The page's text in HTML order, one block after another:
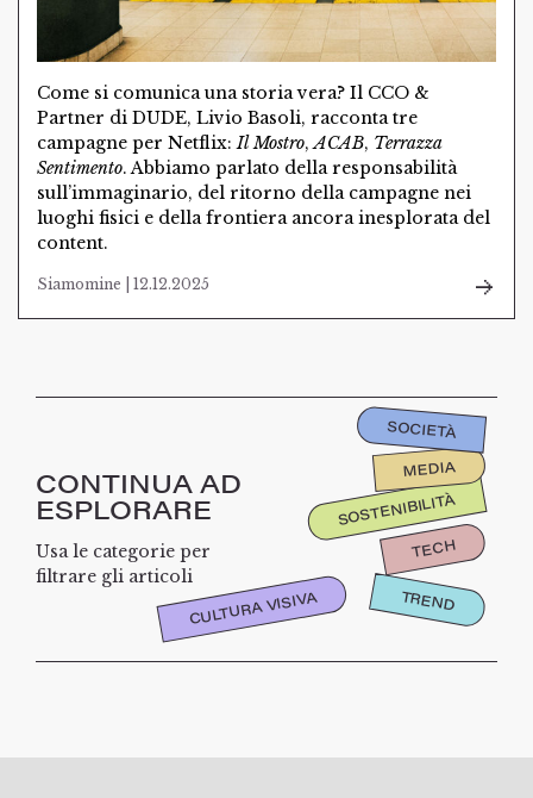
Come si comunica una storia vera? Il CCO &
Partner di DUDE, Livio Basoli, racconta tre
campagne per Netflix:Il Mostro,ACAB, Terrazza
Sentimento. Abbiamo parlato della responsabilità
sull’immaginario, del ritorno della campagne nei
luoghi fisici e della frontiera ancora inesplorata del
content.
Siamomine | 12.12.2025
CONTINUA AD
ESPLORARE
Usa le categorie per
filtrare gli articoli
SOSTENIBILITÀ
TECH
MEDIA
CULTURA VISIVA
SOCIETÀ
TREND